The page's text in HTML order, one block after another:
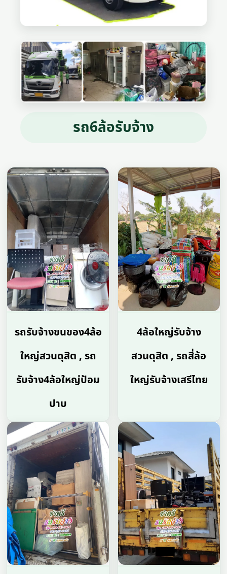
รถ6ล้อรับจ้าง
รถรับจ้างขนของ4ล้อ
ใหญ่สวนดุสิต , รถ
รับจ้าง4ล้อใหญ่ป้อม
ปาบ
4ล้อใหญ่รับจ้าง
สวนดุสิต , รถสี่ล้อ
ใหญ่รับจ้างเสรีไทย